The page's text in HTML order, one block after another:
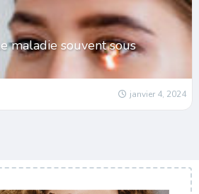
maladie souvent sous
janvier 4, 2024